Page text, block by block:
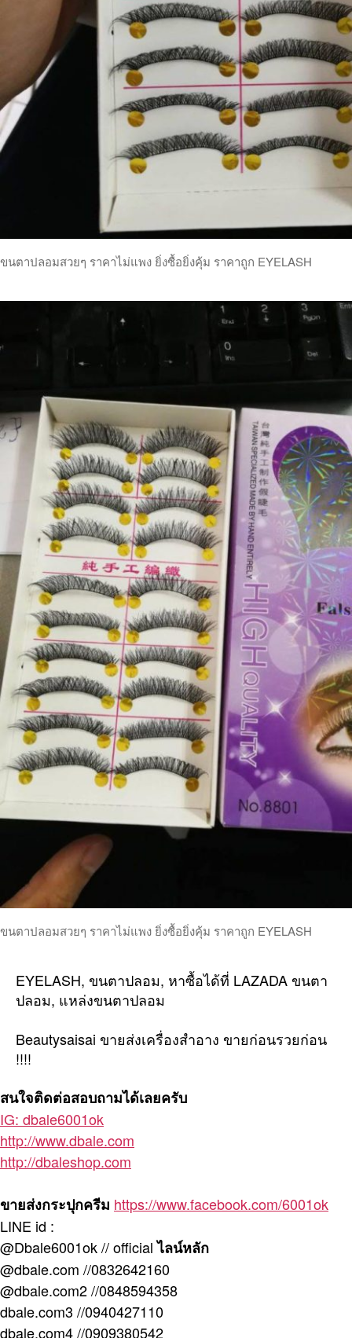
ขนตาปลอมสวยๆ ราคาไม่แพง ยิ่งซื้อยิ่งคุ้ม ราคาถูก EYELASH
ขนตาปลอมสวยๆ ราคาไม่แพง ยิ่งซื้อยิ่งคุ้ม ราคาถูก EYELASH
EYELASH, ขนตาปลอม, หาซื้อได้ที่ LAZADA ขนตา
ปลอม, แหล่งขนตาปลอม
Beautysaisai ขายส่งเครื่องสำอาง ขายก่อนรวยก่อน
!!!!
สนใจติดต่อสอบถามได้เลยครับ
IG: dbale6001ok
http://www.dbale.com
http://dbaleshop.com
ขายส่งกระปุกครีม https://www.facebook.com/6001ok
LINE id :
@Dbale6001ok // officialไลน์หลัก
@dbale.com //0832642160
@dbale.com2 //0848594358
dbale.com3 //0940427110
dbale.com4 //0909380542